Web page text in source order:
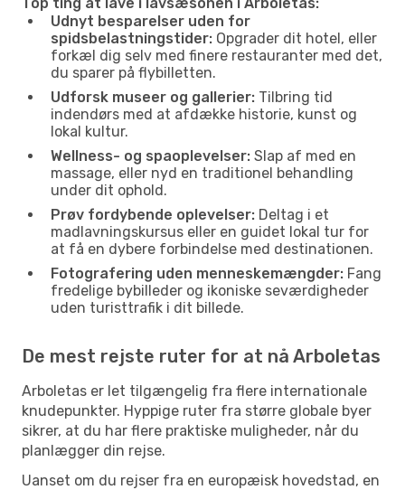
Udnyt besparelser uden for
spidsbelastningstider: Opgrader dit hotel, eller
forkæl dig selv med finere restauranter med det,
du sparer på flybilletten.
Udforsk museer og gallerier: Tilbring tid
indendørs med at afdække historie, kunst og
lokal kultur.
Wellness- og spaoplevelser: Slap af med en
massage, eller nyd en traditionel behandling
under dit ophold.
Prøv fordybende oplevelser: Deltag i et
madlavningskursus eller en guidet lokal tur for
at få en dybere forbindelse med destinationen.
Fotografering uden menneskemængder: Fang
fredelige bybilleder og ikoniske seværdigheder
uden turisttrafik i dit billede.
De mest rejste ruter for at nå Arboletas
Arboletas er let tilgængelig fra flere internationale
knudepunkter. Hyppige ruter fra større globale byer
sikrer, at du har flere praktiske muligheder, når du
planlægger din rejse.
Uanset om du rejser fra en europæisk hovedstad, en